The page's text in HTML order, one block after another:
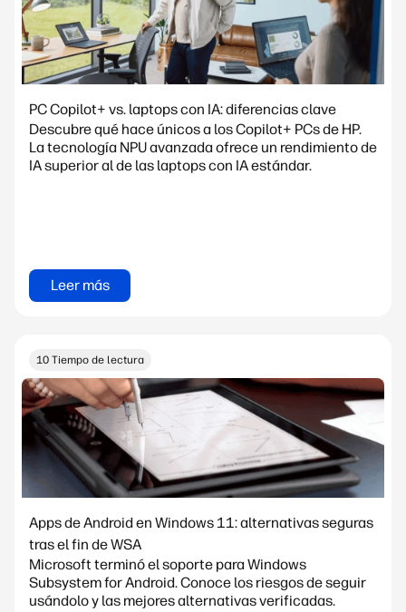
PC Copilot+ vs. laptops con IA: diferencias clave
Descubre qué hace únicos a los Copilot+ PCs de HP.
La tecnología NPU avanzada ofrece un rendimiento de
IA superior al de las laptops con IA estándar.
Leer más
10 Tiempo de lectura
Apps de Android en Windows 11: alternativas seguras
tras el fin de WSA
Microsoft terminó el soporte para Windows
Subsystem for Android. Conoce los riesgos de seguir
usándolo y las mejores alternativas verificadas.